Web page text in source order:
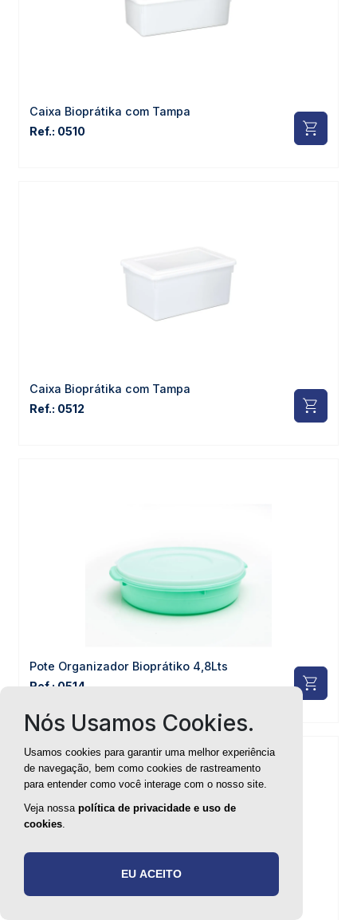
Caixa Bioprátika com Tampa
Ref.: 0510
Caixa Bioprátika com Tampa
Ref.: 0512
Pote Organizador Bioprátiko 4,8Lts
Ref.: 0514
Nós Usamos Cookies.
Usamos cookies para garantir uma melhor experiência
de navegação, bem como cookies de rastreamento
para entender como você interage com o nosso site.
Veja nossa política de privacidade e uso de
cookies.
EU ACEITO